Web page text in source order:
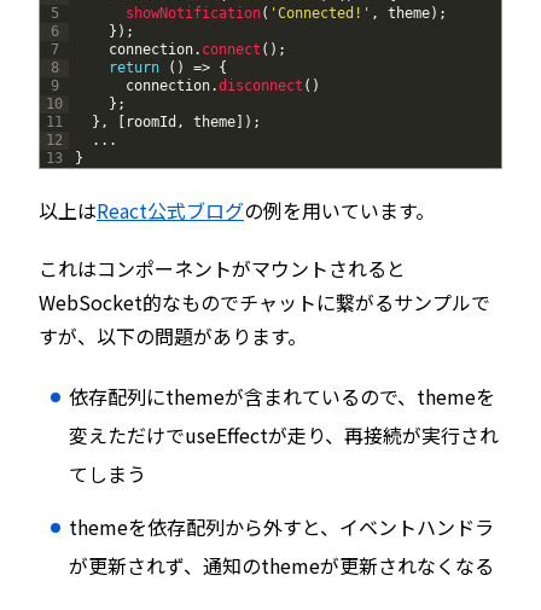
5
6
7
8
9
10
11
12
13
showNotification( 'Connected!' , theme) ;
} ) ;
connection. connect ( ) ;
return
( ) => {
connection.disconnect ( )
} ;
} , roomId , theme ) ;
. . .
}
以上はReact公式ブログの例を用いています。
これはコンポーネントがマウントされると
WebSocket的なものでチャットに繋がるサンプルで
すが、以下の問題があります。
依存配列にthemeが含まれているので、themeを
変えただけでuseEffectが走り、再接続が実行され
てしまう
themeを依存配列から外すと、イベントハンドラ
が更新されず、通知のthemeが更新されなくなる